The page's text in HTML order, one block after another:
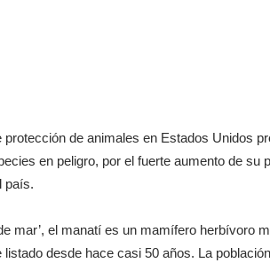
protección de animales en Estados Unidos
en peligro, por el fuerte aumento de su
país.
mar’, el manatí es un mamífero herbívoro
listado desde hace casi 50 años. La